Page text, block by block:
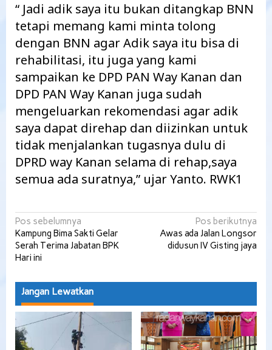
“ Jadi adik saya itu bukan ditangkap BNN
tetapi memang kami minta tolong
dengan BNN agar Adik saya itu bisa di
rehabilitasi, itu juga yang kami
sampaikan ke DPD PAN Way Kanan dan
DPD PAN Way Kanan juga sudah
mengeluarkan rekomendasi agar adik
saya dapat direhap dan diizinkan untuk
tidak menjalankan tugasnya dulu di
DPRD way Kanan selama di rehap,saya
semua ada suratnya,” ujar Yanto. RWK1
Navigasi
pos
Pos sebelumnya
Kampung Bima Sakti Gelar
Serah Terima Jabatan BPK
Hari ini
Pos berikutnya
Awas ada Jalan Longsor
didusun IV Gisting jaya
Jangan Lewatkan